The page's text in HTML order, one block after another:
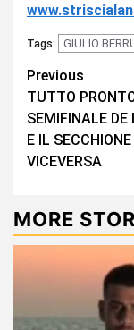
Tags: GIULIO
Continue
Reading
Previous
TUTTO
SEMIFINALE DE
E IL SECCHIONE
VICEVERSA
MORE